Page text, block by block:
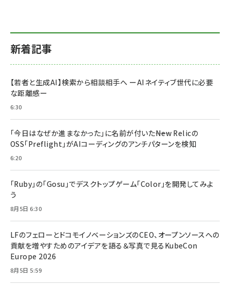
新着記事
【若者と生成AI】検索から相談相手へ ーAIネイティブ世代に必要
な距離感ー
6:30
「今日はなぜか進まなかった」に名前が付いた――New Relicの
OSS「Preflight」がAIコーディングのアンチパターンを検知
6:20
「Ruby」の「Gosu」でデスクトップゲーム「Color」を開発してみよ
う
8月5日 6:30
LFのフェローとドコモイノベーションズのCEO、オープンソースへの
貢献を増やすためのアイデアを語る＆写真で見るKubeCon
Europe 2026
8月5日 5:59